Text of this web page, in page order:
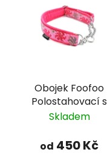
Obojek Foofoo
Polostahovací s
řetízkem - Pink II.
Skladem
od 450 Kč